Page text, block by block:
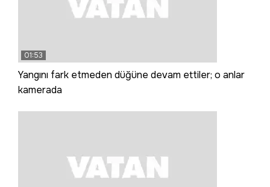
01:53
Yangını fark etmeden düğüne devam ettiler; o anlar
kamerada